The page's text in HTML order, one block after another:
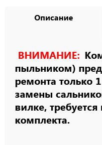
Описание
ВНИМАНИЕ:
пыльником)
ремонта только
замены
вилке,
комплекта.